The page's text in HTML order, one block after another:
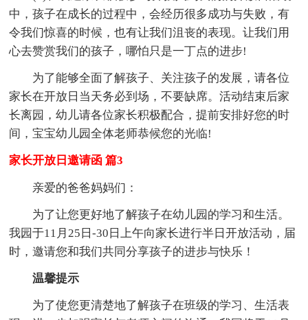
中，孩子在成长的过程中，会经历很多成功与失败，有
令我们惊喜的时候，也有让我们沮丧的表现。让我们用
心去赞赏我们的孩子，哪怕只是一丁点的进步!
为了能够全面了解孩子、关注孩子的发展，请各位
家长在开放日当天务必到场，不要缺席。活动结束后家
长离园，幼儿请各位家长积极配合，提前安排好您的时
间，宝宝幼儿园全体老师恭候您的光临!
家长开放日邀请函 篇3
亲爱的爸爸妈妈们：
为了让您更好地了解孩子在幼儿园的学习和生活。
我园于11月25日-30日上午向家长进行半日开放活动，届
时，邀请您和我们共同分享孩子的进步与快乐！
温馨提示
为了使您更清楚地了解孩子在班级的学习、生活表